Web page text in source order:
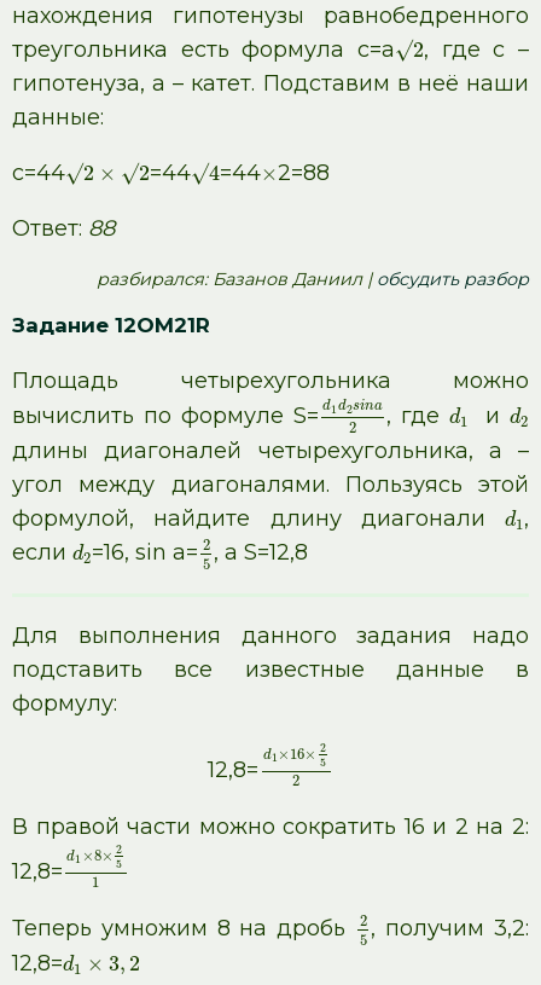
нахождения гипотенузы равнобедренного
треугольника есть формула с=а√2, где с –
гипотенуза, а – катет. Подставим в неё наши
данные:
с=44√2 × √2=44√4=44×2=88
Ответ: 88
pазбирался: Базанов Даниил |обсудить разбор
Задание 12OM21R
Площадь четырехугольника можно
вычислить по формуле S= d1d2sina
2 , гдеd1 иd2
длины диагоналей четырехугольника, а –
угол между диагоналями. Пользуясь этой
формулой, найдите длину диагоналиd1,
если d2=16, sin a= 2
5 , a S=12,8
Для выполнения данного задания надо
подставить все известные данные в
формулу:
12,8=
d1 × 16× 2
5
2
В правой части можно сократить 16 и 2 на 2:
12,8=
d1 ×8× 2
5
1
Теперь умножим 8 на дробь
2
5 , получим 3,2:
12,8=d1 × 3, 2